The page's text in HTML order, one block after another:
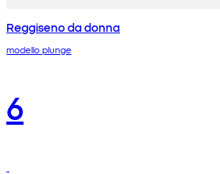
Reggiseno da donna
modello plunge
6